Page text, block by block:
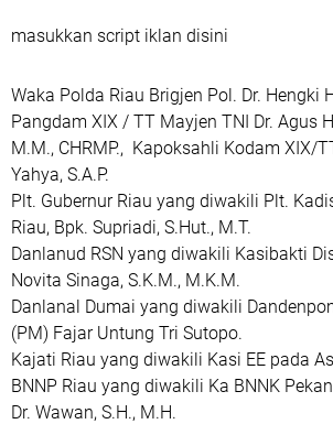
masukkan script iklan disini
Waka Polda Riau Brigjen Pol. Dr. Hengki
Pangdam XIX / TT Mayjen TNI Dr. Agus
M.M., CHRMP., Kapoksahli Kodam XIX/
Yahya, S.A.P.
Plt. Gubernur Riau yang diwakili Plt.
Riau, Bpk. Supriadi, S.Hut., M.T.
Danlanud RSN yang diwakili Kasibakti
Novita Sinaga, S.K.M., M.K.M.
Danlanal Dumai yang diwakili
(PM) Fajar Untung Tri Sutopo.
Kajati Riau yang diwakili Kasi EE pada
BNNP Riau yang diwakili Ka BNNK
Dr. Wawan, S.H., M.H.